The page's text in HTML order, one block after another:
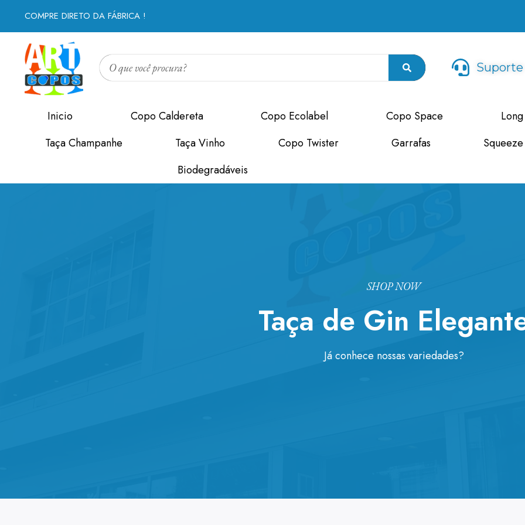
COMPRE DIRETO DA FÁBRICA !
Suporte
Inicio Copo Caldereta Copo Ecolabel Copo Space
Taça Champanhe
Taça Vinho Copo Twister Garrafas
Squeeze
Biodegradáveis
SHOP NOW
Taça de Gin
Já conhece nossas variedades?